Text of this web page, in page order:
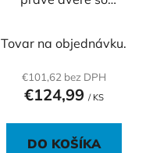
Sonoma
Tovar na objednávku.
€101,62 bez DPH
€124,99 / KS
DO KOŠÍKA